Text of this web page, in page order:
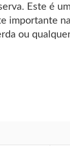
Este é
importante
ou